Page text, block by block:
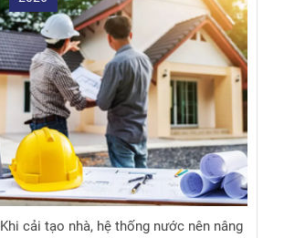
Khi cải tạo nhà, hệ thống nước nên nâng